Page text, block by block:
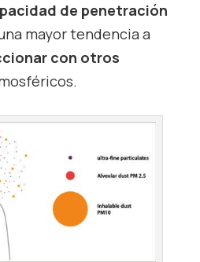
de penetración
mayor tendencia a
con otros